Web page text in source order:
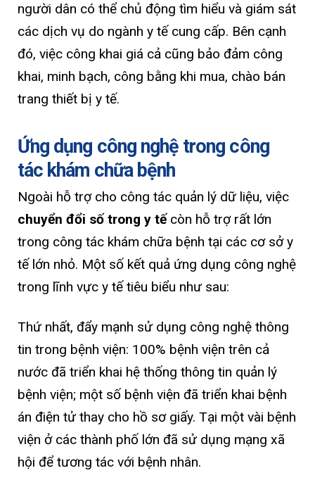
người dân có thể chủ động tìm hiểu và giám sát
các dịch vụ do ngành y tế cung cấp. Bên cạnh
đó, việc công khai giá cả cũng bảo đảm công
khai, minh bạch, công bằng khi mua, chào bán
trang thiết bị y tế.
Ứng dụng công nghệ trong công
tác khám chữa bệnh
Ngoài hỗ trợ cho công tác quản lý dữ liệu, việc
chuyển đổi số trong y tế còn hỗ trợ rất lớn
trong công tác khám chữa bệnh tại các cơ sở y
tế lớn nhỏ. Một số kết quả ứng dụng công nghệ
trong lĩnh vực y tế tiêu biểu như sau:
Thứ nhất, đẩy mạnh sử dụng công nghệ thông
tin trong bệnh viện: 100% bệnh viện trên cả
nước đã triển khai hệ thống thông tin quản lý
bệnh viện; một số bệnh viện đã triển khai bệnh
án điện tử thay cho hồ sơ giấy. Tại một vài bệnh
viện ở các thành phố lớn đã sử dụng mạng xã
hội để tương tác với bệnh nhân.